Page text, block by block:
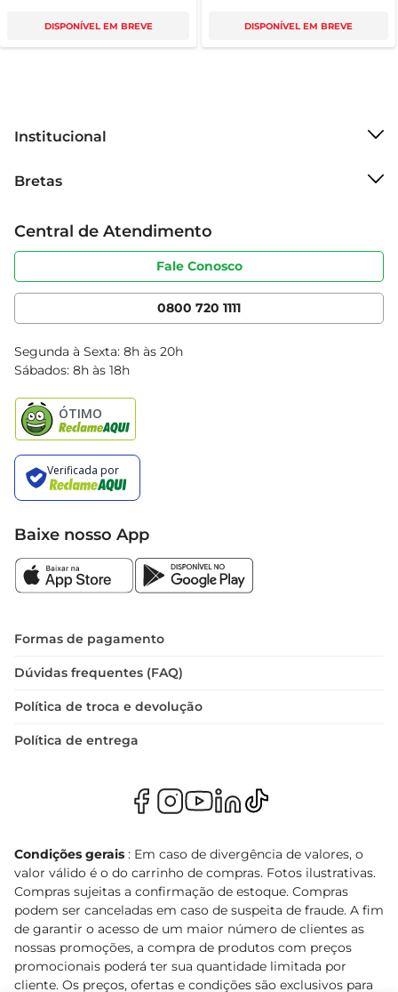
DISPONÍVEL EM BREVE DISPONÍVEL EM BREVE
Institucional
Grupo Cencosud
Sobre privacidade
Portal do fornecedor
Cencosud Media
Bretas
Produtos Bretas
Código de ética
Serviços
Clube Bretas
Blog Bretas
Black Friday
Central de Atendimento
Fale Conosco
0800 720 1111
Segunda à Sexta: 8h às 20h
Sábados: 8h às 18h
Baixe nosso App
Formas de pagamento
Dúvidas frequentes (FAQ)
Política de troca e devolução
Política de entrega
Condições gerais : Em caso de divergência de valores, o
valor válido é o do carrinho de compras. Fotos ilustrativas.
Compras sujeitas a confirmação de estoque. Compras
podem ser canceladas em caso de suspeita de fraude. A fim
de garantir o acesso de um maior número de clientes as
nossas promoções, a compra de produtos com preços
promocionais poderá ter sua quantidade limitada por
cliente. Os preços, ofertas e condições são exclusivos para